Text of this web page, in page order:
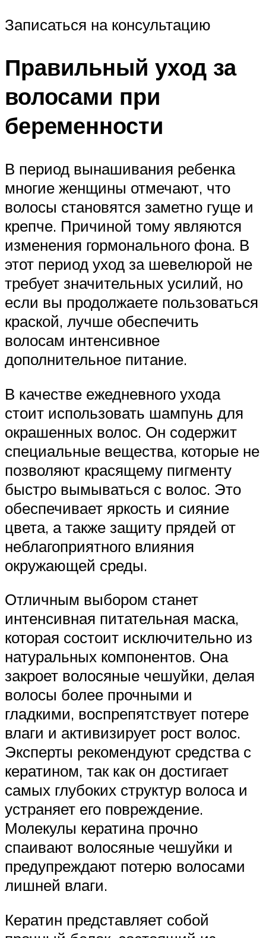
Записаться на консультацию
Правильный уход за
волосами при
беременности
В период вынашивания ребенка
многие женщины отмечают, что
волосы становятся заметно гуще и
крепче. Причиной тому являются
изменения гормонального фона. В
этот период уход за шевелюрой не
требует значительных усилий, но
если вы продолжаете пользоваться
краской, лучше обеспечить
волосам интенсивное
дополнительное питание.
В качестве ежедневного ухода
стоит использовать шампунь для
окрашенных волос. Он содержит
специальные вещества, которые не
позволяют красящему пигменту
быстро вымываться с волос. Это
обеспечивает яркость и сияние
цвета, а также защиту прядей от
неблагоприятного влияния
окружающей среды.
Отличным выбором станет
интенсивная питательная маска,
которая состоит исключительно из
натуральных компонентов. Она
закроет волосяные чешуйки, делая
волосы более прочными и
гладкими, воспрепятствует потере
влаги и активизирует рост волос.
Эксперты рекомендуют средства с
кератином, так как он достигает
самых глубоких структур волоса и
устраняет его повреждение.
Молекулы кератина прочно
спаивают волосяные чешуйки и
предупреждают потерю волосами
лишней влаги.
Кератин представляет собой